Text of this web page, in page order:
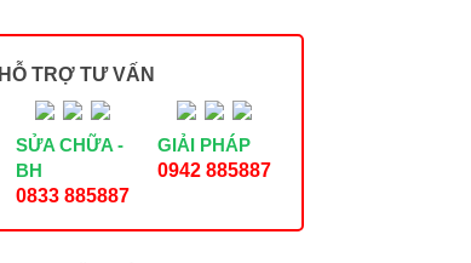
HỖ TRỢ TƯ VẤN
SỬA CHỮA -
BH
0833 885887
GIẢI PHÁP
0942 885887